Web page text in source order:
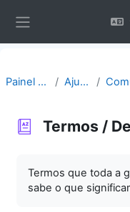
Painel do utilizador Ajuda | Apoio
Termos /
Termos que toda a
sabe o que